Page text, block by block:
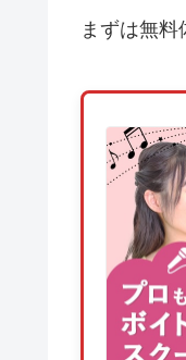
まずは無